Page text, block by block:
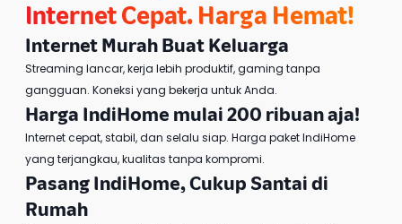
Internet Cepat. Harga Hemat!
Internet Murah Buat Keluarga
Streaming lancar, kerja lebih produktif, gaming tanpa
gangguan. Koneksi yang bekerja untuk Anda.
Harga IndiHome mulai 200 ribuan aja!
Internet cepat, stabil, dan selalu siap. Harga paket IndiHome
yang terjangkau, kualitas tanpa kompromi.
Pasang IndiHome, Cukup Santai di
Rumah